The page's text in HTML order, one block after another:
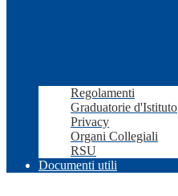
Regolamenti
Graduatorie d'Istituto
Privacy
Organi Collegiali
RSU
Documenti utili